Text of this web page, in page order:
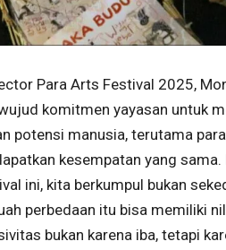
Para Arts Festival 2025,
komitmen yayasan untuk
potensi manusia, terutama
kesempatan yang
ini, kita berkumpul bukan
perbedaan itu bisa memiliki
bukan karena iba, tetapi